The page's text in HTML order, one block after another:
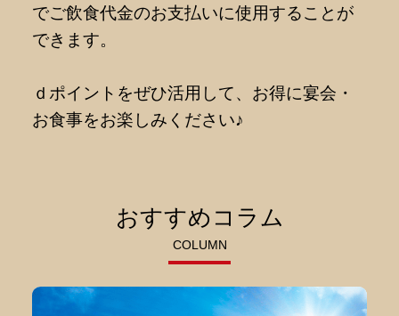
でご飲食代金のお支払いに使用することが
できます。
ｄポイントをぜひ活用して、お得に宴会・
お食事をお楽しみください♪
おすすめコラム
COLUMN